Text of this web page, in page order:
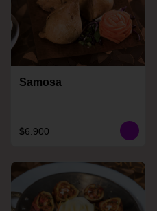
Samosa
$6.900